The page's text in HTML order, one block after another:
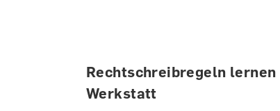
Rechtschreibregeln
Werkstatt